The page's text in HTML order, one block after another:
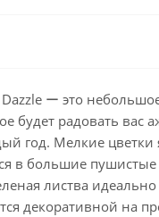
ー это
будет радовать вас
год. Мелкие цветки
в большие
листва
декоративной на